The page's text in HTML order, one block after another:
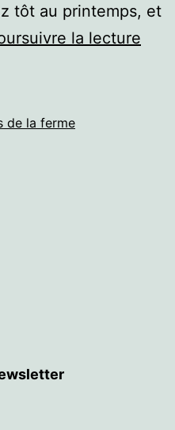
tôt au printemps, et
la lecture
de la ferme